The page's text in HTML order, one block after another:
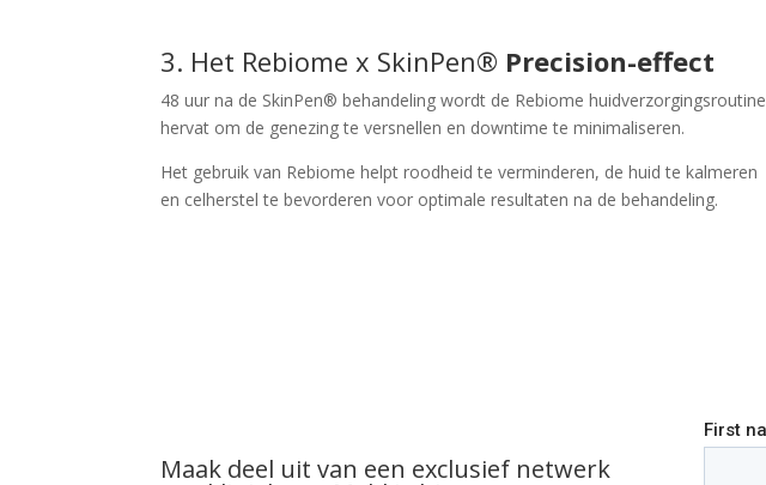
3. Het Rebiome x SkinPen® Precision-effect
48 uur na de SkinPen® behandeling wordt de Rebiome huidverzorgingsroutine
hervat om de genezing te versnellen en downtime te minimaliseren.
Het gebruik van Rebiome helpt roodheid te verminderen, de huid te kalmeren
en celherstel te bevorderen voor optimale resultaten na de behandeling.
Maak deel uit van een exclusief netwerk